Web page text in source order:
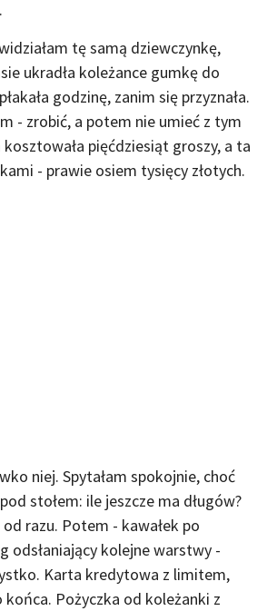
tę samą dziewczynkę,
ukradła koleżance gumkę do
godzinę, zanim się przyznała.
- zrobić, a potem nie umieć z tym
pięćdziesiąt groszy, a ta
- prawie osiem tysięcy złotych.
niej. Spytałam spokojnie, choć
stołem: ile jeszcze ma długów?
razu. Potem - kawałek po
odsłaniający kolejne warstwy -
Karta kredytowa z limitem,
Pożyczka od koleżanki z